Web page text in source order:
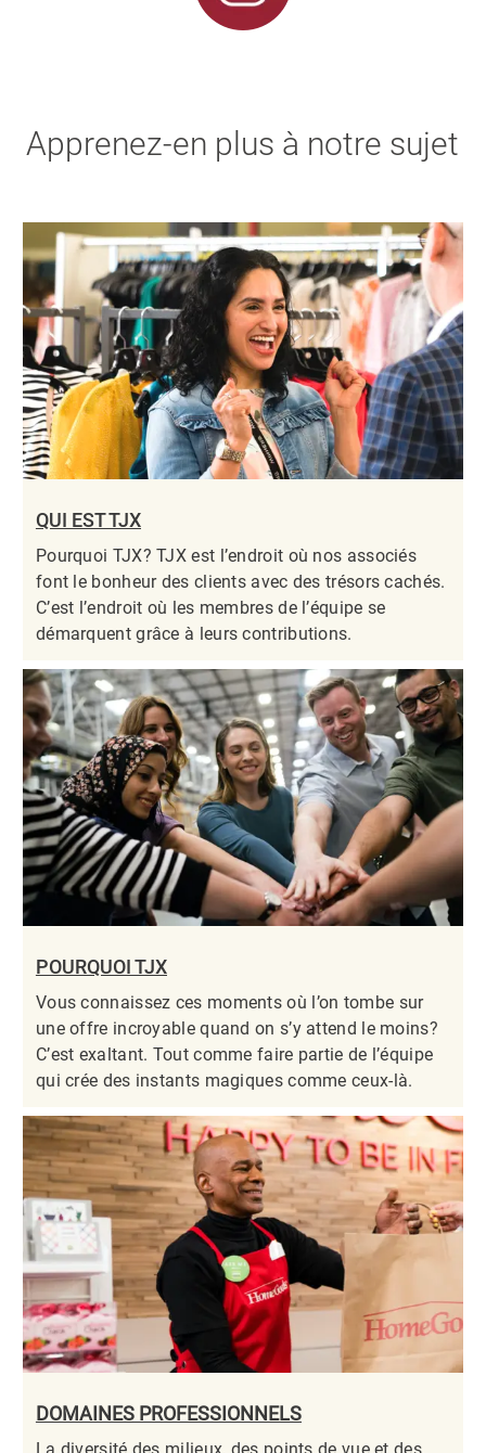
Apprenez-en plus à notre sujet
QUI EST TJX
Pourquoi TJX? TJX est l’endroit où nos associés
font le bonheur des clients avec des trésors cachés.
C’est l’endroit où les membres de l’équipe se
démarquent grâce à leurs contributions.​​​​​​​
POURQUOI TJX
Vous connaissez ces moments où l’on tombe sur
une offre incroyable quand on s’y attend le moins?
C’est exaltant. Tout comme faire partie de l’équipe
qui crée des instants magiques comme ceux-là.​​​​​​​
DOMAINES PROFESSIONNELS